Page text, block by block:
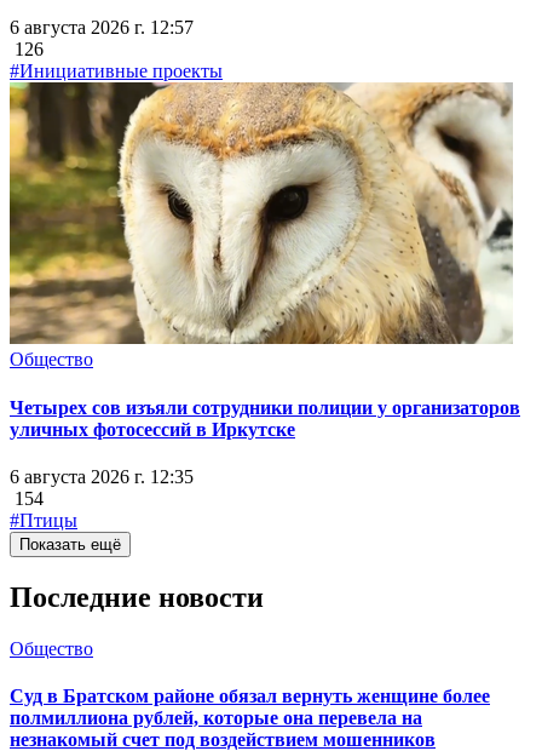
6 августа 2026 г. 12:57
126
#Инициативные проекты
Общество
Четырех сов изъяли сотрудники полиции у организаторов
уличных фотосессий в Иркутске
6 августа 2026 г. 12:35
154
#Птицы
Показать ещё
Последние новости
Общество
Суд в Братском районе обязал вернуть женщине более
полмиллиона рублей, которые она перевела на
незнакомый счет под воздействием мошенников